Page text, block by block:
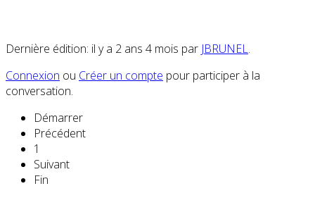
Dernière édition: il y a 2 ans 4 mois par JBRUNEL.
Connexion ou Créer un compte pour participer à la
conversation.
Démarrer
Précédent
1
Suivant
Fin